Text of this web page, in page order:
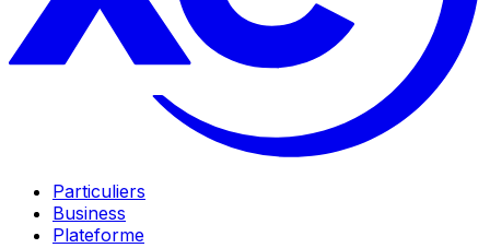
Particuliers
Business
Plateforme